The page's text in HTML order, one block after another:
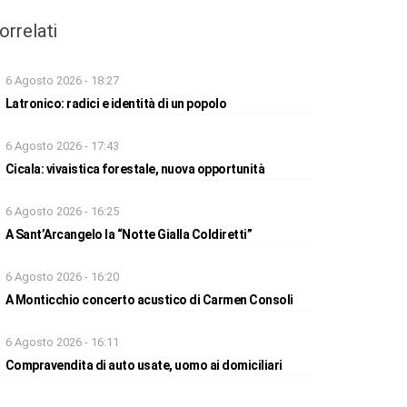
6 Agosto 2026 - 18:27
Latronico: radici e identità di un popolo
6 Agosto 2026 - 17:43
Cicala: vivaistica forestale, nuova opportunità
6 Agosto 2026 - 16:25
A Sant’Arcangelo la “Notte Gialla Coldiretti”
6 Agosto 2026 - 16:20
A Monticchio concerto acustico di Carmen Consoli
6 Agosto 2026 - 16:11
Compravendita di auto usate, uomo ai domiciliari